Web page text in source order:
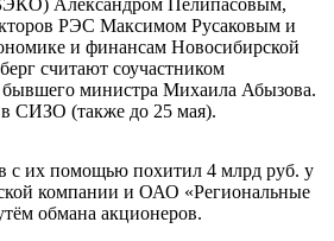
РЭС Максимом Русаковым и
и финансам Новосибирской
считают соучастником
министра Михаила Абызова.
СИЗО (также до 25 мая).
с их помощью похитил 4 млрд руб. у
компании и ОАО «Региональные
обмана акционеров.